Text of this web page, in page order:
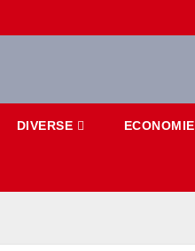
DIVERSE ECONOMIE